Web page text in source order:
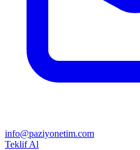
info@paziyonetim.com
Teklif Al